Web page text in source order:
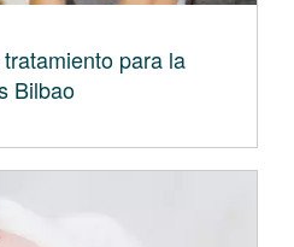
para la
Bilbao